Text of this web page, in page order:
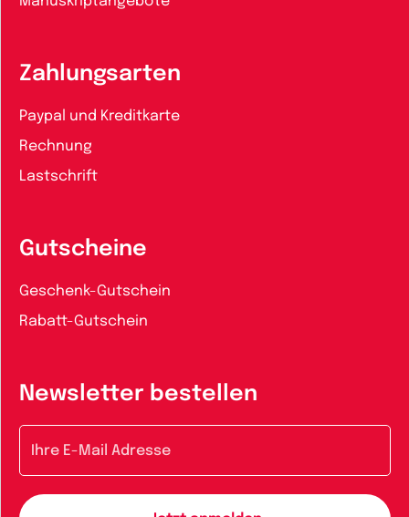
Zahlungsarten
Paypal und Kreditkarte
Rechnung
Lastschrift
Gutscheine
Geschenk-Gutschein
Rabatt-Gutschein
Newsletter bestellen